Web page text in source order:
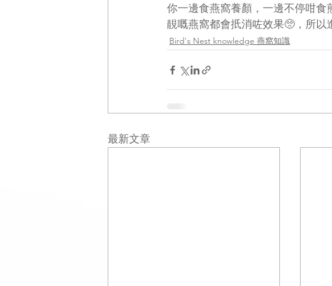
你一邊食燕窩養顏，一邊不停咁食
靚嘅燕窩都會扺消咗效果🥺，所以
Bird's Nest knowledge 燕窩知識
最新文章